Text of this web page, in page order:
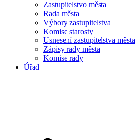
Zastupitelstvo města
Rada města
Výbory zastupitelstva
Komise starosty
Usnesení zastupitelstva města
Zápisy rady města
Komise rady
Úřad